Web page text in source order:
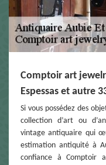
Comptoir art
Espessas et autre
Si vous possédez des
collection d’art ou
vintage antiquaire qui
estimation antiquité à
confiance à Comptoir